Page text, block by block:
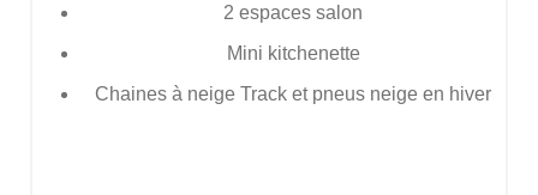
2 espaces salon
Mini kitchenette
Chaines à neige Track et pneus neige en hiver